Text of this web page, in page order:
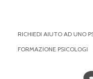
RICHIEDI AIUTO AD UNO
FORMAZIONE PSICOLOGI